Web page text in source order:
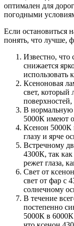
оптимален для
погодными
Если остановиться
понять, что лучше,
Известно,
снижается
использовать
Ксеноновая
свет, который
В нормальную
5000К имеют
Ксенон 5000К
глазу и ярче
Встречному
4300К, так
режет глаза,
Свет от
свет от фар с
солнечному
В течение
постепенно
5000К в 6000К